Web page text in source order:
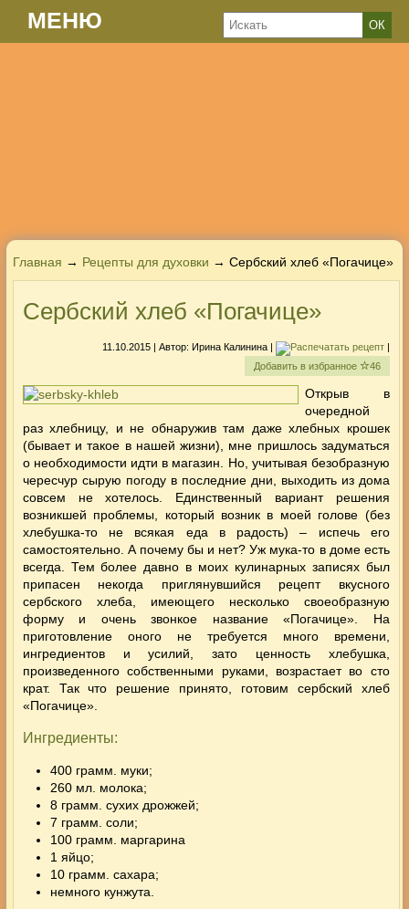
МЕНЮ
Главная → Рецепты для духовки → Сербский хлеб «Погачице»
Сербский хлеб «Погачице»
11.10.2015 | Автор: Ирина Калинина|
|
Добавить в избранное
46
Открыв в
очередной
раз хлебницу, и не обнаружив там даже хлебных крошек
(бывает и такое в нашей жизни), мне пришлось задуматься
о необходимости идти в магазин. Но, учитывая безобразную
чересчур сырую погоду в последние дни, выходить из дома
совсем не хотелось. Единственный вариант решения
возникшей проблемы, который возник в моей голове (без
хлебушка-то не всякая еда в радость) – испечь его
самостоятельно. А почему бы и нет? Уж мука-то в доме есть
всегда. Тем более давно в моих кулинарных записях был
припасен некогда приглянувшийся рецепт вкусного
сербского хлеба, имеющего несколько своеобразную
форму и очень звонкое название «Погачице». На
приготовление оного не требуется много времени,
ингредиентов и усилий, зато ценность хлебушка,
произведенного собственными руками, возрастает во сто
крат. Так что решение принято, готовим сербский хлеб
«Погачице».
Ингредиенты:
400 грамм. муки;
260 мл. молока;
8 грамм. сухих дрожжей;
7 грамм. соли;
100 грамм. маргарина
1 яйцо;
10 грамм. сахара;
немного кунжута.